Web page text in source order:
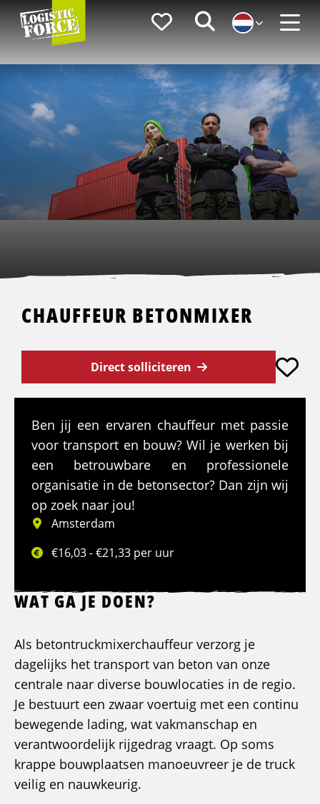
Logistic
Force
FavorietenZoeken
CHAUFFEUR BETONMIXER
Direct solliciteren
Ben jij een ervaren chauffeur met passie
voor transport en bouw? Wil je werken bij
een betrouwbare en professionele
organisatie in de betonsector? Dan zijn wij
op zoek naar jou!
Amsterdam
€16,03 - €21,33 per uur
WAT GA JE DOEN?
Als betontruckmixerchauffeur verzorg je
dagelijks het transport van beton van onze
centrale naar diverse bouwlocaties in de regio.
Je bestuurt een zwaar voertuig met een continu
bewegende lading, wat vakmanschap en
verantwoordelijk rijgedrag vraagt. Op soms
krappe bouwplaatsen manoeuvreer je de truck
veilig en nauwkeurig.